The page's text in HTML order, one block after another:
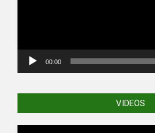
00:00
VIDEOS